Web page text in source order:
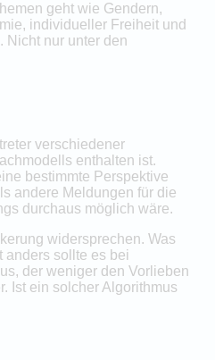
geht wie Gendern,
individueller Freiheit und
Nicht nur unter den
verschiedener
enthalten ist.
bestimmte Perspektive
andere Meldungen für die
durchaus möglich wäre.
widersprechen. Was
anders sollte es bei
der weniger den Vorlieben
Ist ein solcher Algorithmus